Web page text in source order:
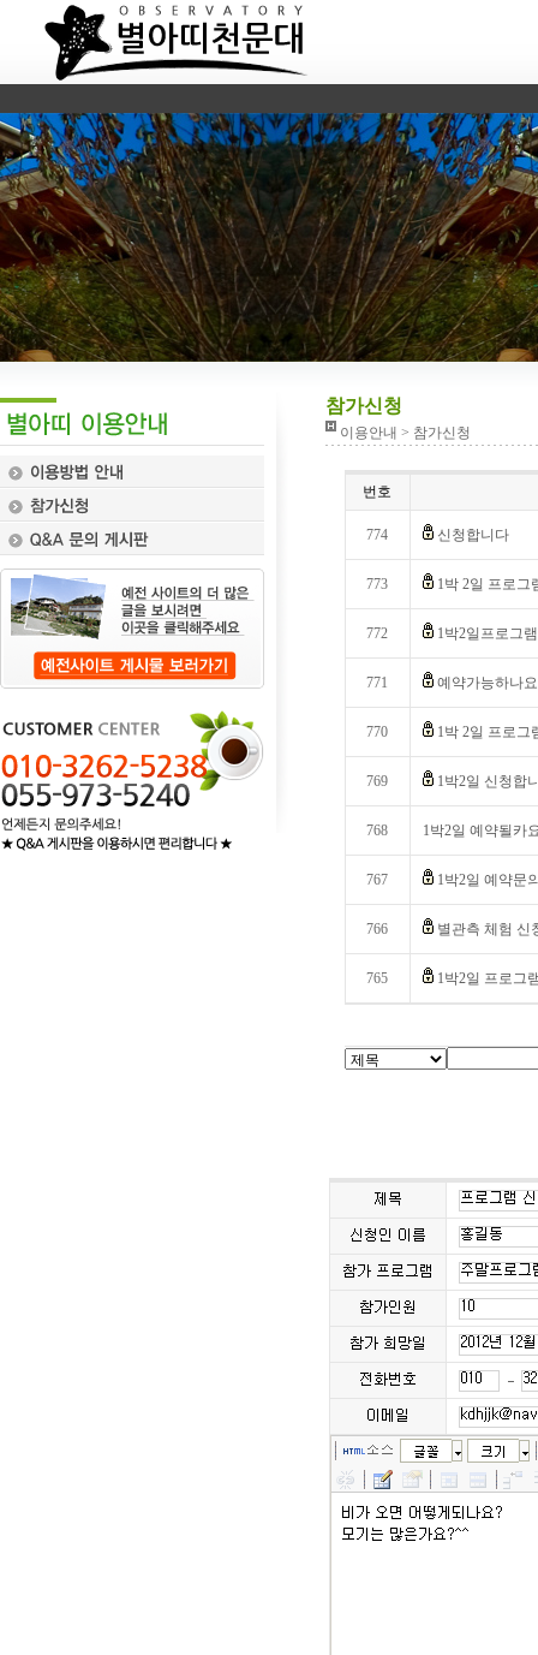
참가신청
이용안내 > 참가신청
번호
774 신청합니다
773 1박 2일 프로그
772 1박2일프로그
771 예약가능하나요
770 1박 2일 프로그
769 1박2일 신청합
768 1박2일 예약될카
767 1박2일 예약문
766 별관측 체험 신
765 1박2일 프로그